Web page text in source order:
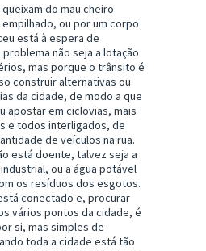
do mau cheiro
ou por um corpo
está à espera de
não seja a lotação
mas porque o trânsito é
construir alternativas ou
da cidade, de modo a que
apostar em ciclovias, mais
e todos interligados, de
de veículos na rua.
está doente, talvez seja a
ou a água potável
os resíduos dos esgotos.
conectado e, procurar
vários pontos da cidade, é
si, mas simples de
toda a cidade está tão